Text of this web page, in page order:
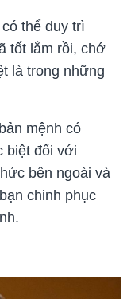
thể duy trì
tốt lắm rồi, chớ
là trong những
mệnh có
biệt đối với
bên ngoài và
chinh phục